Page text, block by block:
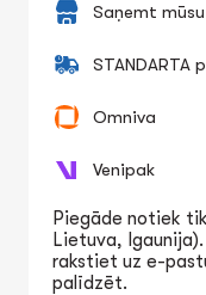
Saņemt mūsu
STANDARTA
Omniva
Venipak
Piegāde notiek
Lietuva,
rakstiet uz e-
palīdzēt.